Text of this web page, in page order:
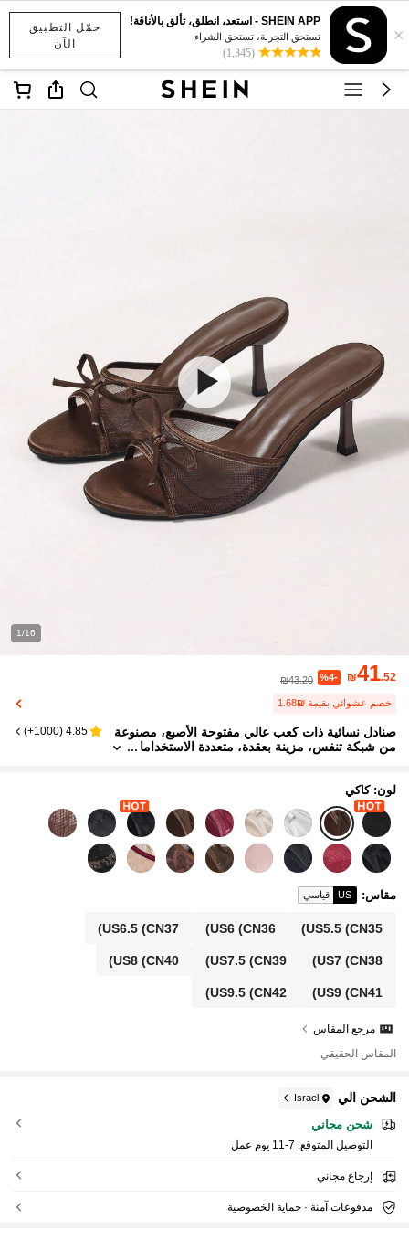
حمّل التطبيق
الآن
×
SHEIN APP - استعد، انطلق، تألق بالأناقة!
تستحق التجربة، تستحق الشراء
(1,345)
1/16
₪41.52
%4-
₪43.20
خصم عشوائي بقيمة ₪1.68
صنادل نسائية ذات كعب عالي مفتوحة الأصبع، مصنوعة
من شبكة تنفس، مزينة بعقدة، متعددة الاستخداما
4.85
(
1000+
)
لون: كاكي
مقاس:
US قياسي
US5.5 (CN35)
US6(CN36)
US6.5 (CN37)
US7 (CN38)
US7.5(CN39)
US8 (CN40)
US9 (CN41)
US9.5(CN42)
مرجع المقاس
المقاس الحقيقي
الشحن الي Israel
شحن مجاني
التوصيل المتوقع: 7-11 يوم عمل
إرجاع مجاني
مدفوعات آمنة · حماية الخصوصية